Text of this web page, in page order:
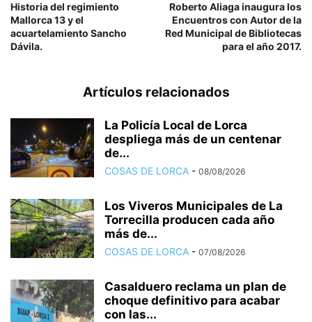
Historia del regimiento
Mallorca 13 y el
acuartelamiento Sancho
Dávila.
Roberto Aliaga inaugura los
Encuentros con Autor de la
Red Municipal de Bibliotecas
para el año 2017.
Artículos relacionados
La Policía Local de Lorca
despliega más de un centenar
de...
COSAS DE LORCA - 08/08/2026
Los Viveros Municipales de La
Torrecilla producen cada año
más de...
COSAS DE LORCA - 07/08/2026
Casalduero reclama un plan de
choque definitivo para acabar
con las...